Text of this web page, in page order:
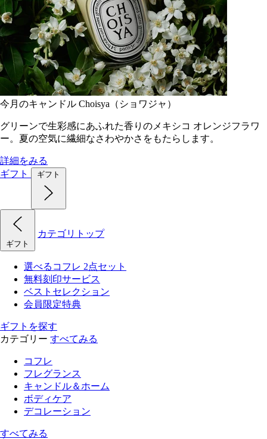
今月のキャンドル Choisya（ショワジャ）
グリーンで生彩感にあふれた香りのメキシコ オレンジフラワ
ー。夏の空気に繊細なさわやかさをもたらします。
詳細をみる
ギフト
ギフト
ギフト
カテゴリトップ
選べるコフレ 2点セット
無料刻印サービス
ベストセレクション
会員限定特典
ギフトを探す
カテゴリー すべてみる
コフレ
フレグランス
キャンドル＆ホーム
ボディケア
デコレーション
すべてみる